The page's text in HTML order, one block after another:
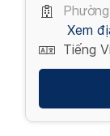
Xem
Tiếng